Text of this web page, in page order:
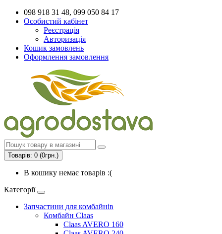
098 918 31 48, 099 050 84 17
Особистий кабінет
Реєстрація
Авторизація
Кошик замовлень
Оформлення замовлення
Товарів: 0 (0грн.)
В кошику немає товарів :(
Категорії
Запчастини для комбайнів
Комбайн Claas
Claas AVERO 160